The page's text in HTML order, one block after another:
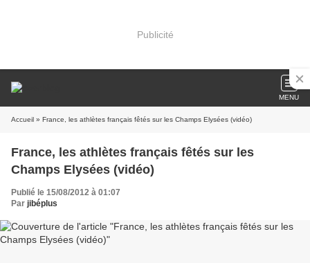
Publicité
MENU
Accueil » France, les athlètes français fêtés sur les Champs Elysées (vidéo)
France, les athlètes français fêtés sur les
Champs Elysées (vidéo)
Publié le 15/08/2012 à 01:07
Par jibéplus